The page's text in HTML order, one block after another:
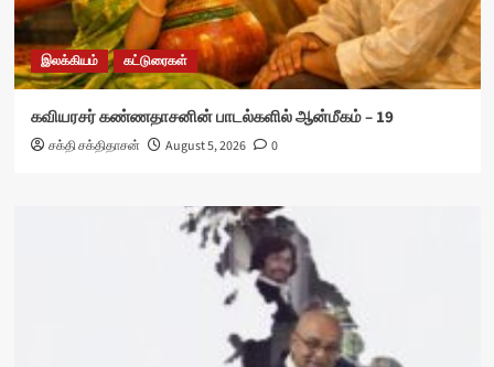
இலக்கியம் கட்டுரைகள்
கவியரசர் கண்ணதாசனின் பாடல்களில் ஆன்மீகம் – 19
சக்தி சக்திதாசன் August 5, 2026 0